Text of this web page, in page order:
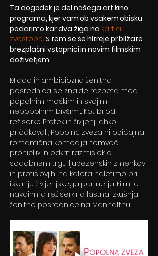
Ta dogodek je del našega art kino
programa, kjer vam ob vsakem obisku
podarimo kar dva žiga na kartici
zvestobe. S tem se še hitreje približate
brezplačni vstopnici in novim filmskim
doživetjem.
Mlada in ambiciozna ženitna
posrednica se znajde razpeta med
popolnim moškim in svojim
nepopolnim bivšim ... Kot bi od
režiserke Preteklih življenj lahko
pričakovali, Popolna zveza ni običajna
romantična komedija, temveč
pronicljiv in odkrit razmislek o
sodobnem trgu ljubezenskih zmenkov
in protislovjih, na katera naletimo pri
iskanju življenjskega partnerja. Film je
navdihnila režiserkina lastna izkušnja
ženitne posrednice na Manhattnu.